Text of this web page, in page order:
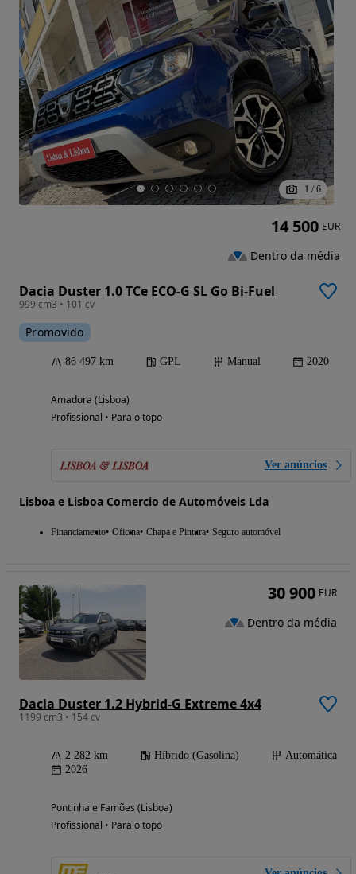
1 / 6
Dacia Duster 1.0 TCe ECO-G SL Go Bi-Fuel
999 cm3 • 101 cv
Promovido
86 497 km GPL Manual 2020
Amadora (Lisboa)
Profissional • Para o topo
Ver anúncios
Lisboa e Lisboa Comercio de Automóveis Lda
Financiamento Oficina Chapa e Pintura Seguro automóvel
14 500 EUR
Dentro da média
Dacia Duster 1.2 Hybrid-G Extreme 4x4
1199 cm3 • 154 cv
2 282 km Híbrido (Gasolina)
Automática
2026
Pontinha e Famões (Lisboa)
Profissional • Para o topo
30 900 EUR
Dentro da média